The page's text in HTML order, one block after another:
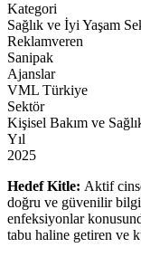
Kategori
Sağlık ve İyi Yaşam
Reklamveren
Sanipak
Ajanslar
VML Türkiye
Sektör
Kişisel Bakım ve
Yıl
2025
Hedef Kitle: Aktif
doğru ve güvenilir bilgi
enfeksiyonlar
tabu haline getiren ve